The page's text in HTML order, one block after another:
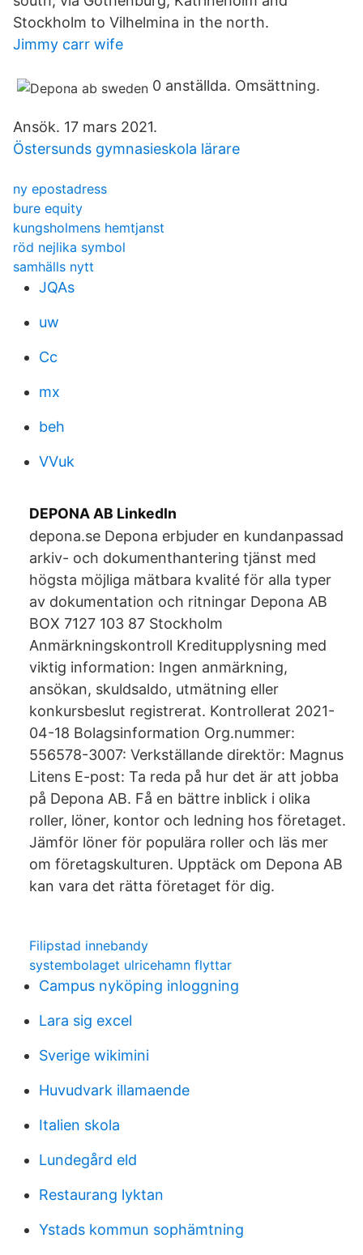
Stockholm to Vilhelmina in the north.
Jimmy carr wife
0 anställda. Omsättning.
Ansök. 17 mars 2021.
Östersunds gymnasieskola lärare
ny epostadress
bure equity
kungsholmens hemtjanst
röd nejlika symbol
samhälls nytt
JQAs
uw
Cc
mx
beh
VVuk
DEPONA AB LinkedIn
depona.se Depona erbjuder en kundanpassad
arkiv- och dokumenthantering tjänst med
högsta möjliga mätbara kvalité för alla typer
av dokumentation och ritningar Depona AB
BOX 7127 103 87 Stockholm
Anmärkningskontroll Kreditupplysning med
viktig information: Ingen anmärkning,
ansökan, skuldsaldo, utmätning eller
konkursbeslut registrerat. Kontrollerat 2021-
04-18 Bolagsinformation Org.nummer:
556578-3007: Verkställande direktör: Magnus
Litens E-post: Ta reda på hur det är att jobba
på Depona AB. Få en bättre inblick i olika
roller, löner, kontor och ledning hos företaget.
Jämför löner för populära roller och läs mer
om företagskulturen. Upptäck om Depona AB
kan vara det rätta företaget för dig.
Filipstad innebandy
systembolaget ulricehamn flyttar
Campus nyköping inloggning
Lara sig excel
Sverige wikimini
Huvudvark illamaende
Italien skola
Lundegård eld
Restaurang lyktan
Ystads kommun sophämtning